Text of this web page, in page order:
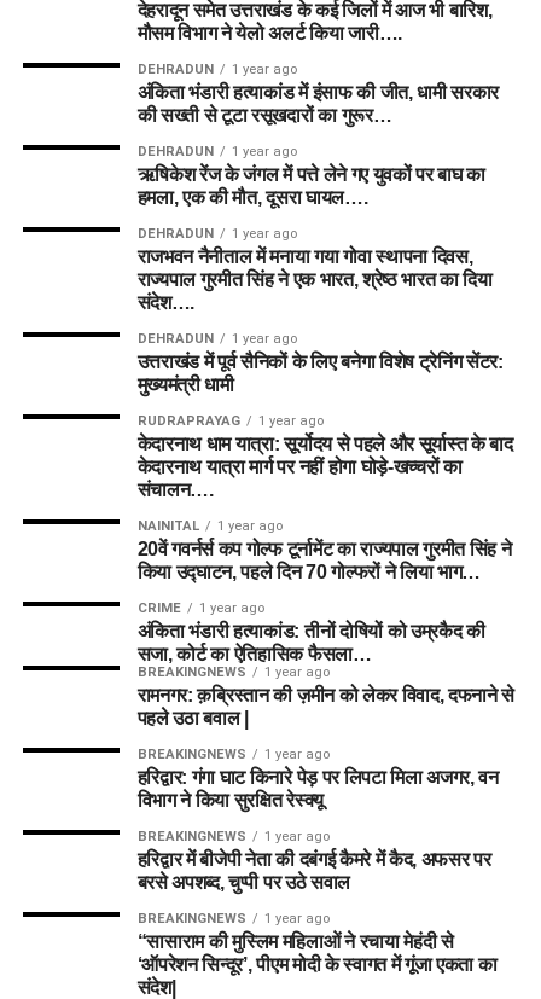
देहरादून समेत उत्तराखंड के कई जिलों में आज भी बारिश,
मौसम विभाग ने येलो अलर्ट किया जारी….
DEHRADUN 1 year ago
अंकिता भंडारी हत्याकांड में इंसाफ की जीत, धामी सरकार
की सख्ती से टूटा रसूखदारों का गुरूर…
DEHRADUN 1 year ago
ऋषिकेश रेंज के जंगल में पत्ते लेने गए युवकों पर बाघ का
हमला, एक की मौत, दूसरा घायल….
DEHRADUN 1 year ago
राजभवन नैनीताल में मनाया गया गोवा स्थापना दिवस,
राज्यपाल गुरमीत सिंह ने एक भारत, श्रेष्ठ भारत का दिया
संदेश….
DEHRADUN 1 year ago
उत्तराखंड में पूर्व सैनिकों के लिए बनेगा विशेष ट्रेनिंग सेंटर:
मुख्यमंत्री धामी
RUDRAPRAYAG 1 year ago
केदारनाथ धाम यात्रा: सूर्योदय से पहले और सूर्यास्त के बाद
केदारनाथ यात्रा मार्ग पर नहीं होगा घोड़े-खच्चरों का
संचालन….
NAINITAL 1 year ago
20वें गवर्नर्स कप गोल्फ टूर्नामेंट का राज्यपाल गुरमीत सिंह ने
किया उद्घाटन, पहले दिन 70 गोल्फरों ने लिया भाग…
CRIME 1 year ago
अंकिता भंडारी हत्याकांड: तीनों दोषियों को उम्रकैद की
सजा, कोर्ट का ऐतिहासिक फैसला…
BREAKINGNEWS 1 year ago
रामनगर: क़ब्रिस्तान की ज़मीन को लेकर विवाद, दफनाने से
पहले उठा बवाल |
BREAKINGNEWS 1 year ago
हरिद्वार: गंगा घाट किनारे पेड़ पर लिपटा मिला अजगर, वन
विभाग ने किया सुरक्षित रेस्क्यू
BREAKINGNEWS 1 year ago
हरिद्वार में बीजेपी नेता की दबंगई कैमरे में कैद, अफसर पर
बरसे अपशब्द, चुप्पी पर उठे सवाल
BREAKINGNEWS 1 year ago
“सासाराम की मुस्लिम महिलाओं ने रचाया मेहंदी से
‘ऑपरेशन सिन्दूर’, पीएम मोदी के स्वागत में गूंजा एकता का
संदेश|